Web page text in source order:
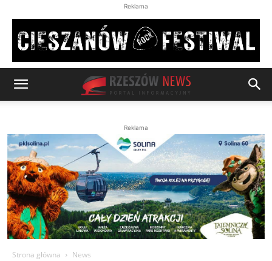
Reklama
Reklama
Strona główna News